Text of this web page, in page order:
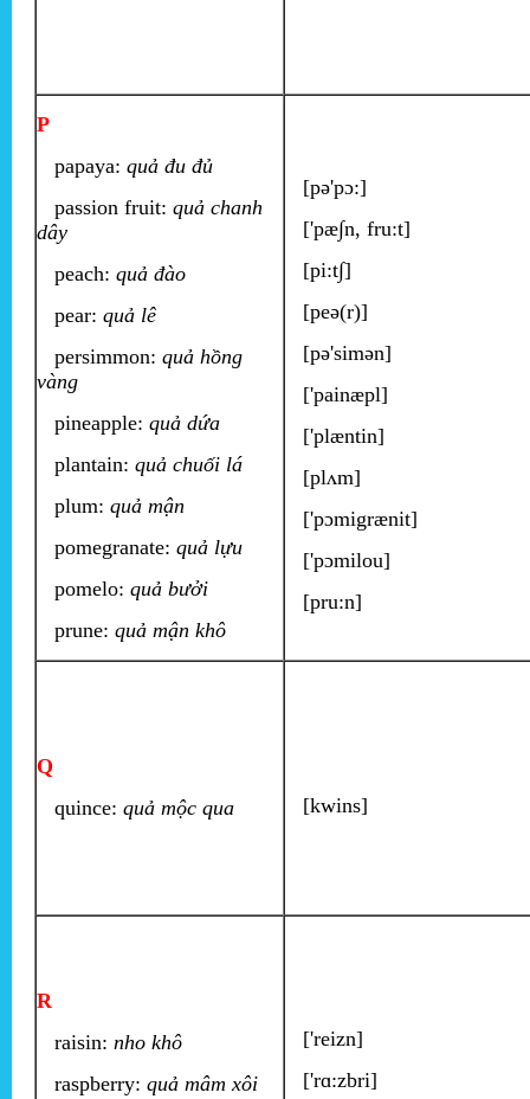
P
papaya: quả đu đủ
passion fruit: quả chanh
dây
peach: quả đào
pear: quả lê
persimmon: quả hồng
vàng
pineapple: quả dứa
plantain: quả chuối lá
plum: quả mận
pomegranate: quả lựu
pomelo: quả bưởi
prune: quả mận khô
[pə'pɔ:]
['pæ∫n, fru:t]
[pi:t∫]
[peə(r)]
[pə'simən]
['painæpl]
['plæntin]
[plʌm]
['pɔmigrænit]
['pɔmilou]
[pru:n]
Q
quince: quả mộc qua [kwins]
R
raisin: nho khô
raspberry: quả mâm xôi
['reizn]
['rɑ:zbri]